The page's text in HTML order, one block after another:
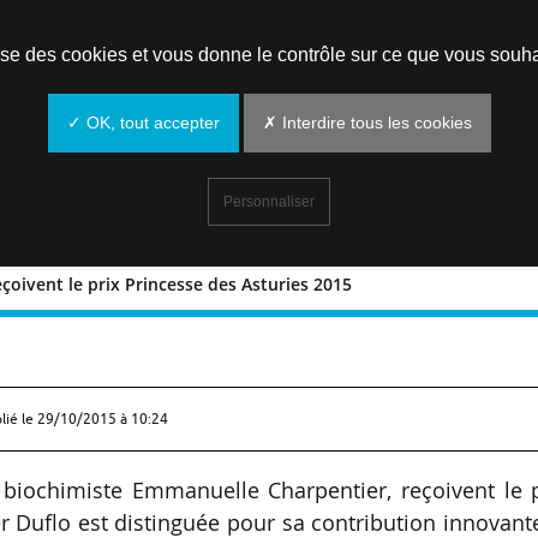
le prix Princesse des Asturies 2015
reçoivent le prix Princesse des
le 29/10/2015 à 10:24
Emmanuelle Charpentier, reçoivent le
Duflo est distinguée pour sa contribution
des cookies et vous donne le contrôle sur ce que vous
✓ OK, tout accepter ✗ Interdire tous les cookies
Personnaliser